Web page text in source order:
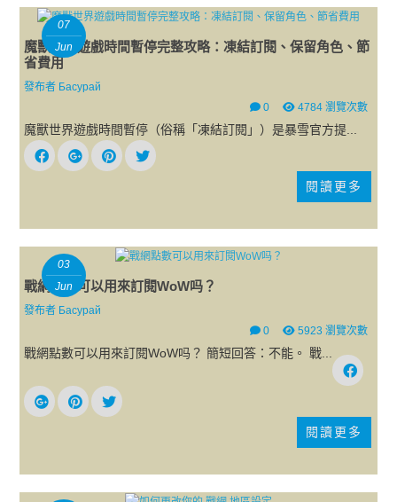
07
Jun
魔獸世界遊戲時間暫停完整攻略：凍結訂閱、保留角色、節
省費用
發布者 Басурай
0
4784 瀏覽次數
魔獸世界遊戲時間暫停（俗稱「凍結訂閱」）是暴雪官方提...
閱讀更多
03
Jun
戰網點數可以用來訂閱WoW吗？
發布者 Басурай
0
5923 瀏覽次數
戰網點數可以用來訂閱WoW吗？ 簡短回答：不能。 戰...
閱讀更多